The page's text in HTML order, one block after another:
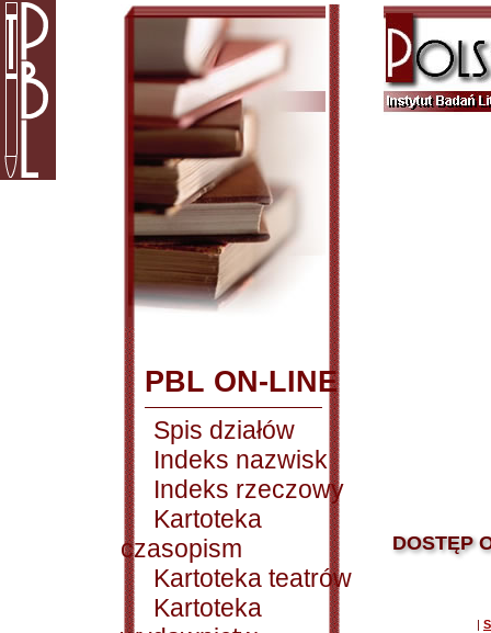
PBL ON-LINE
Spis działów
Indeks nazwisk
Indeks rzeczowy
Kartoteka
czasopism
Kartoteka teatrów
Kartoteka
DOSTĘP
|